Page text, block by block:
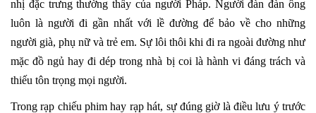
nhị đặc trưng thường thấy của người Pháp. Người đàn đàn ông
luôn là người đi gần nhất với lề đường để bảo về cho những
người già, phụ nữ và trẻ em. Sự lôi thôi khi đi ra ngoài đường như
mặc đồ ngủ hay đi dép trong nhà bị coi là hành vi đáng trách và
thiếu tôn trọng mọi người.
Trong rạp chiếu phim hay rạp hát, sự đúng giờ là điều lưu ý trước